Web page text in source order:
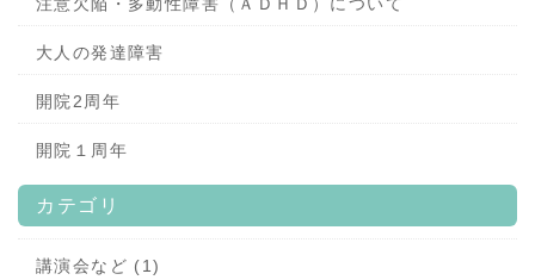
大人の発達障害
開院2周年
開院１周年
カテゴリ
講演会など (1)